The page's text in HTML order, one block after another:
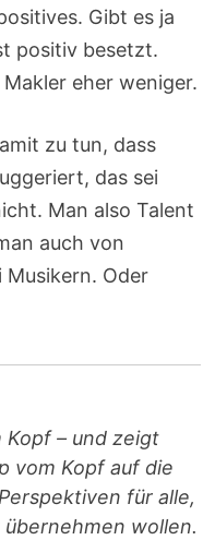
Gibt es ja
positiv besetzt.
eher weniger.
zu tun, dass
das sei
Man also Talent
auch von
Musikern. Oder
Kopf – und zeigt
vom Kopf auf die
für alle,
wollen.